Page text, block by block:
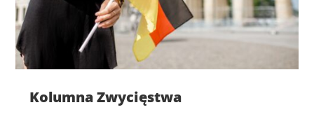
Kolumna Zwycięstwa